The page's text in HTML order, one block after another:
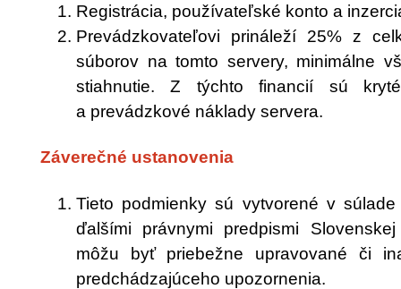
Registrácia, používateľské konto a
Prevádzkovateľovi prináleží 25% z
súborov na tomto servery, minimálne
stiahnutie. Z týchto financií sú
a prevádzkové náklady servera.
Záverečné ustanovenia
Tieto podmienky sú vytvorené v
ďalšími právnymi predpismi
môžu byť priebežne upravované či
predchádzajúceho upozornenia.